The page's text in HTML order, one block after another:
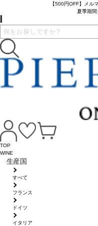
【500円OFF】メル
夏季期間
TOP
WINE
生産国
すべて
フランス
ドイツ
イタリア